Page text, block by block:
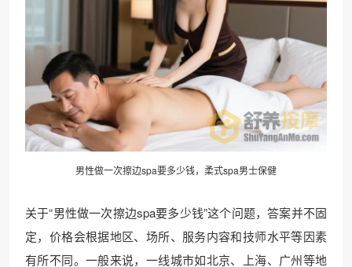
男性做一次擦边spa要多少钱，柔式spa男士保健
关于“男性做一次擦边spa要多少钱”这个问题，答案并不固
定，价格会根据地区、场所、服务内容和技师水平等因素
有所不同。一般来说，一线城市如北京、上海、广州等地